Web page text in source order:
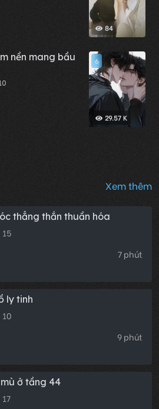
nền mang bầu
84
29.57 K
6
Xem thêm
thẳng thắn thuần hóa
7 phút
ly tinh
9 phút
ở tầng 44